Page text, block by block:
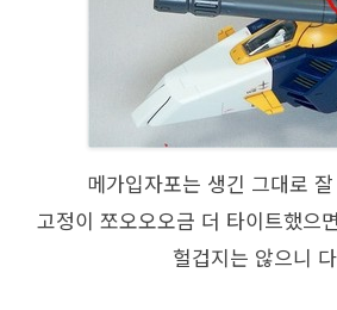
메가입자포는 생긴 그대로
고정이 쪼오오오금 더 타이트했으
헐겁지는 않으니